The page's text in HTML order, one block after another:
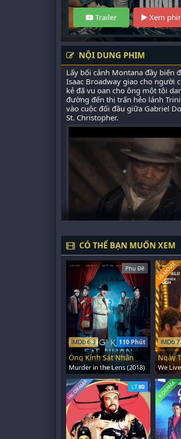
Trailer Xem
NỘI DUNG PHIM
Lấy bối cảnh Montana đầy biến
Isaac Broadway giao cho người
kẻ đã vu oan cho ông một tội
đường đến thị trấn hẻo lánh
vào cuộc đối đầu giữa Gabriel
St. Christopher.
CÓ THỂ BẠN MUỐN XEM
Phụ Đề
110 Phút
IMDb 6.3
Ống Kính Sát Nhân
Murder in the Lens (2018)
IMDb
US-MOVIE
Ngày
We
LT.80
HK-DRAMA K-DRAMA